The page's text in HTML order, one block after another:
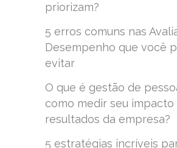
priorizam?
5 erros comuns nas
Desempenho que você
evitar
O que é gestão de
como medir seu impacto
resultados da empresa?
5 estratégias incríveis